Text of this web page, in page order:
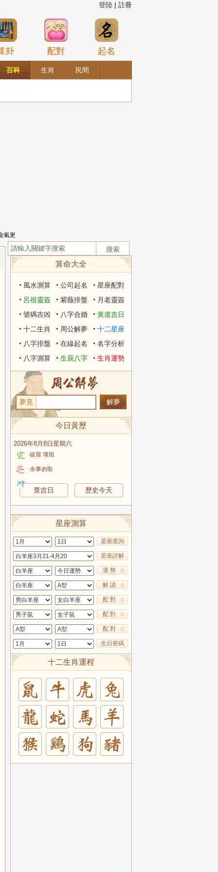
登陸 | 註冊
卦 配對 起名
百科 生肖 民間
氣更
算命大全
風水測算 公司起名
星座配對
呂祖靈簽
紫薇排盤
月老靈簽
號碼吉凶
八字合婚
黃道吉日
十二生肖
周公解夢
十二星座
八字排盤
在線起名
名字分析
八字測算
生辰八字 生肖運勢
夢見
今日黃歷
2026年8月8日星期六
破屋 壞垣
余事勿取
查吉日 歷史今天
星座測算
星座查詢
星座詳解
運 勢
解 讀
配 對
配 對
配 對
生日密碼
十二生肖運程